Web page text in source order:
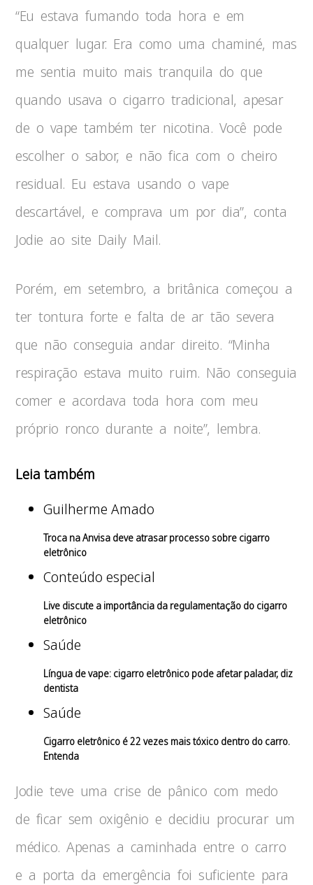
“Eu estava fumando toda hora e em
qualquer lugar. Era como uma chaminé, mas
me sentia muito mais tranquila do que
quando usava o cigarro tradicional, apesar
de o vape também ter nicotina. Você pode
escolher o sabor, e não fica com o cheiro
residual. Eu estava usando o vape
descartável, e comprava um por dia”, conta
Jodie ao site Daily Mail.
Porém, em setembro, a britânica começou a
ter tontura forte e falta de ar tão severa
que não conseguia andar direito. “Minha
respiração estava muito ruim. Não conseguia
comer e acordava toda hora com meu
próprio ronco durante a noite”, lembra.
Leia também
Guilherme Amado
Troca na Anvisa deve atrasar processo sobre cigarro
eletrônico
Conteúdo especial
Live discute a importância da regulamentação do cigarro
eletrônico
Saúde
Língua de vape: cigarro eletrônico pode afetar paladar, diz
dentista
Saúde
Cigarro eletrônico é 22 vezes mais tóxico dentro do carro.
Entenda
Jodie teve uma crise de pânico com medo
de ficar sem oxigênio e decidiu procurar um
médico. Apenas a caminhada entre o carro
e a porta da emergência foi suficiente para